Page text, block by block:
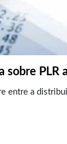
sobre PLR
entre a